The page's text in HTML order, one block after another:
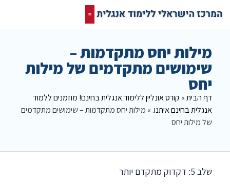
מילות יחס מתקדמות –
שימושים מתקדמים של מילות
יחס
דף הבית» קורס אונליין ללימוד אנגלית בחינם! מוזמנים ללמוד
אנגלית בחינם איתנו. » מילות יחס מתקדמות – שימושים מתקדמים
של מילות יחס
שלב 5: דקדוק מתקדם יותר